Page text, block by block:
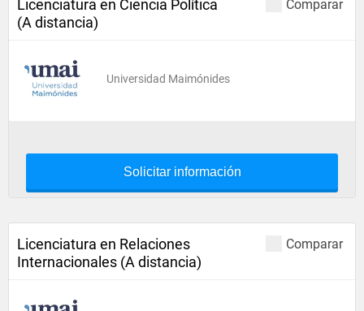
Comparar
Licenciatura en Ciencia Política
(A distancia)
Universidad Maimónides
Solicitar información
Comparar
Licenciatura en Relaciones
Internacionales (A distancia)